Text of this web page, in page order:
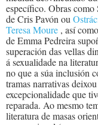
específico. Obras como
de Cris Pavón ou
Teresa Moure , así
de Emma Pedreira
superación das vellas
á sexualidade na
no que a súa inclusión
tramas narrativas
excepcionalidade que
reparada. Ao mesmo
literatura de masas